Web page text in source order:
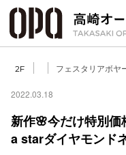
2F フェスタリアボヤ
2022.03.18
新作🌸今だけ特別
a starダイヤモンド